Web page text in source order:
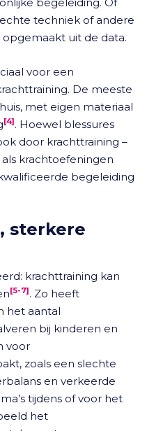
techniek of andere
uit de data.
voor een
De meeste
met eigen materiaal
[4]. Hoewel blessures
door krachttraining –
krachtoefeningen
begeleiding
sterkere
krachttraining kan
[5-7]. Zo heeft
het aantal
bij kinderen en
voor
zoals een slechte
en verkeerde
tijdens of voor het
het